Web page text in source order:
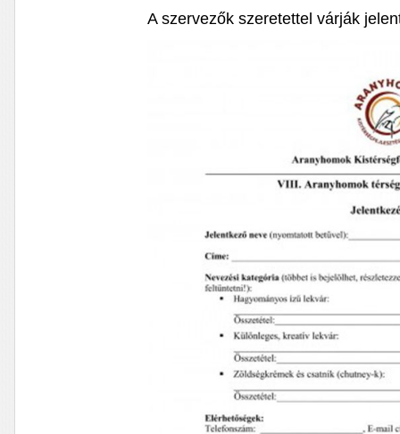
A szervezők szeretettel várják